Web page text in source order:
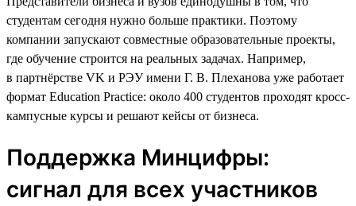
студентам сегодня нужно больше практики. Поэтому
компании запускают совместные образовательные проекты,
где обучение строится на реальных задачах. Например,
в партнёрстве VK и РЭУ имени Г. В. Плеханова уже работает
формат Education Practice: около 400 студентов проходят кросс-
кампусные курсы и решают кейсы от бизнеса.
Поддержка Минцифры:
сигнал для всех участников